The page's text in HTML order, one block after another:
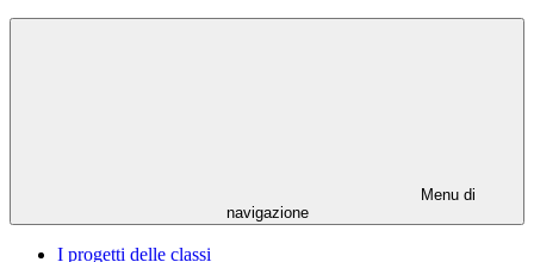
Menu di
navigazione
I progetti delle classi